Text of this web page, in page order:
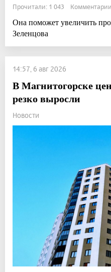
Прочитали: 1 043
Она поможет увеличить
Зеленцова
14:57, 6 авг 2026
В Магнитогорске
резко выросли
Новости